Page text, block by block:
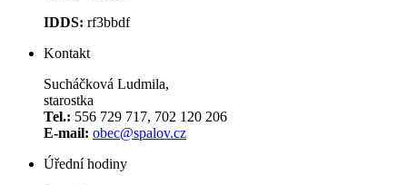
IDDS: rf3bbdf
Kontakt
Sucháčková Ludmila,
starostka
Tel.: 556 729 717, 702 120 206
E-mail: obec@spalov.cz
Úřední hodiny